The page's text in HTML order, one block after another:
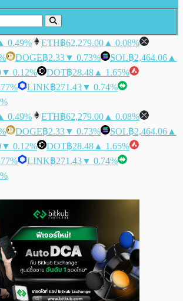
0.49% ETH฿62,279.00 ▲ 0.08%
DOGE฿2.33▼ 0.73% SOL฿2,464.06 ▲
▼ 0.12% DOT฿28.48 ▲ 1.65%
LINK฿271.43▼ 0.74%
0.49% ETH฿62,279.00 ▲ 0.08%
DOGE฿2.33▼ 0.73% SOL฿2,464.06 ▲
▼ 0.12% DOT฿28.48 ▲ 1.65%
LINK฿271.43▼ 0.74%